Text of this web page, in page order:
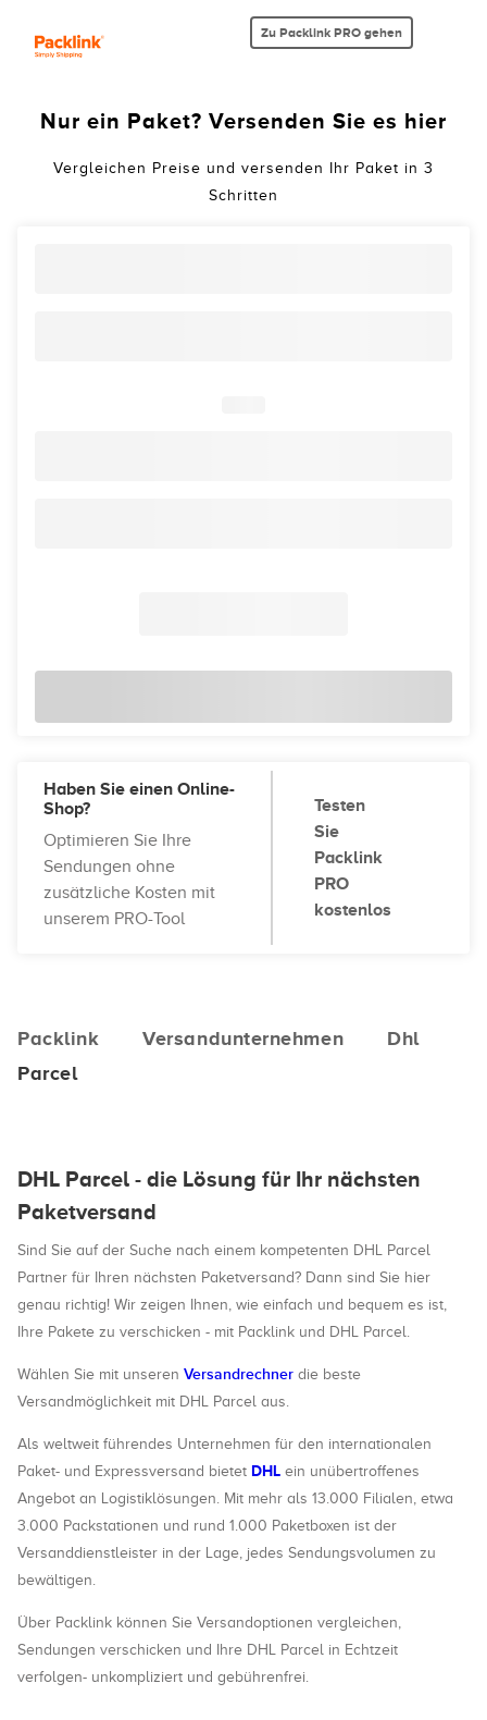
Zu Packlink PRO gehen
Nur ein Paket? Versenden Sie es hier
Vergleichen Preise und versenden Ihr Paket in 3
Schritten
Haben Sie einen Online-
Shop?
Optimieren Sie Ihre
Sendungen ohne
zusätzliche Kosten mit
unserem PRO-Tool
Testen
Sie
Packlink
PRO
kostenlos
Packlink Versandunternehmen
Dhl
Parcel
DHL Parcel - die Lösung für Ihr nächsten
Paketversand
Sind Sie auf der Suche nach einem kompetenten DHL Parcel
Partner für Ihren nächsten Paketversand? Dann sind Sie hier
genau richtig! Wir zeigen Ihnen, wie einfach und bequem es ist,
Ihre Pakete zu verschicken - mit Packlink und DHL Parcel.
Wählen Sie mit unseren Versandrechner die beste
Versandmöglichkeit mit DHL Parcel aus.
Als weltweit führendes Unternehmen für den internationalen
Paket- und Expressversand bietet DHL ein unübertroffenes
Angebot an Logistiklösungen. Mit mehr als 13.000 Filialen, etwa
3.000 Packstationen und rund 1.000 Paketboxen ist der
Versanddienstleister in der Lage, jedes Sendungsvolumen zu
bewältigen.
Über Packlink können Sie Versandoptionen vergleichen,
Sendungen verschicken und Ihre DHL Parcel in Echtzeit
verfolgen- unkompliziert und gebührenfrei.